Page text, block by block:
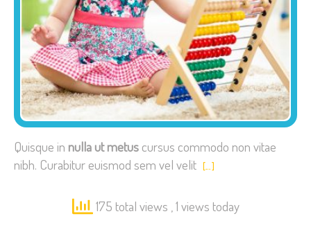
Quisque in nulla ut metus cursus commodo non vitae
nibh. Curabitur euismod sem vel velit […]
175 total views , 1 views today